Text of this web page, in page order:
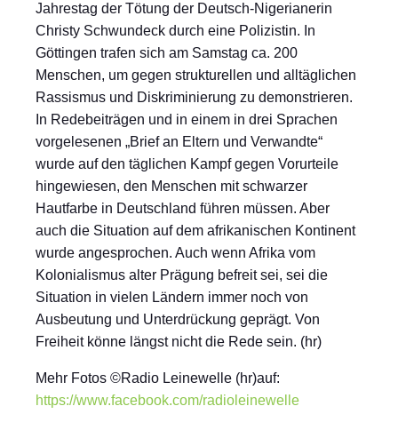
Jahrestag der Tötung der Deutsch-Nigerianerin
Christy Schwundeck durch eine Polizistin. In
Göttingen trafen sich am Samstag ca. 200
Menschen, um gegen strukturellen und alltäglichen
Rassismus und Diskriminierung zu demonstrieren.
In Redebeiträgen und in einem in drei Sprachen
vorgelesenen „Brief an Eltern und Verwandte“
wurde auf den täglichen Kampf gegen Vorurteile
hingewiesen, den Menschen mit schwarzer
Hautfarbe in Deutschland führen müssen. Aber
auch die Situation auf dem afrikanischen Kontinent
wurde angesprochen. Auch wenn Afrika vom
Kolonialismus alter Prägung befreit sei, sei die
Situation in vielen Ländern immer noch von
Ausbeutung und Unterdrückung geprägt. Von
Freiheit könne längst nicht die Rede sein. (hr)
Mehr Fotos ©Radio Leinewelle (hr)auf:
https://www.facebook.com/radioleinewelle